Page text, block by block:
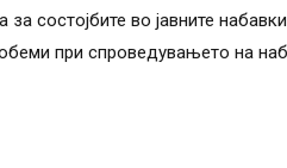
состојбите во јавните
при спроведувањето на